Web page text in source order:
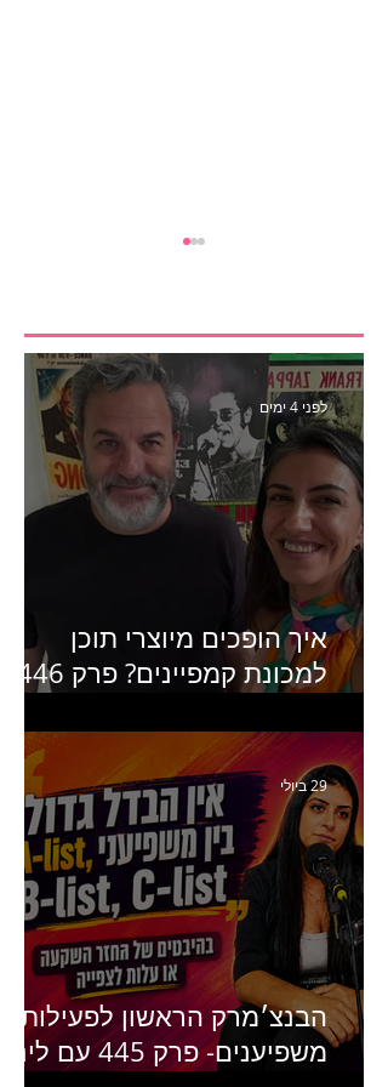
הבנצ׳מרק הראשון
לפעילות משפיענים- פרק
445 עם לינוי יחזקאל אלבו
מנכ״לית Humanz ישראל
איך הופכים מיוצרי תוכן
למכונת קמפיינים? פרק 446
ומנהלת לשעבר של קהילת
היוצרים של טיקטוק
לפני 4 ימים
הבנצ׳מרק הראשון לפעילות
משפיענים- פרק 445 עם לינוי
29 ביולי